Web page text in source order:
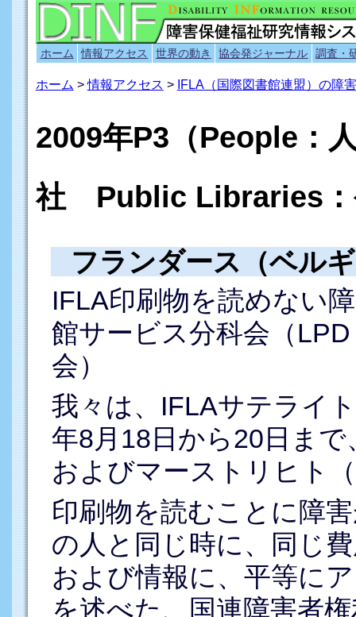
ホーム 情報アクセス 世界の動き 協会発ジャーナル 調査・
ホーム >情報アクセス > IFLA（国際図書館連盟）の障
2009年P3（People
社 Public Libraries：
フランダース（ベル
IFLA印刷物を読めない
館サービス分科会（
会）
我々は、IFLAサテライ
年8月18日から20日ま
およびマーストリヒト
印刷物を読むことに障
の人と同じ時に、同じ
および情報に、平等に
を述べた、国連障害者